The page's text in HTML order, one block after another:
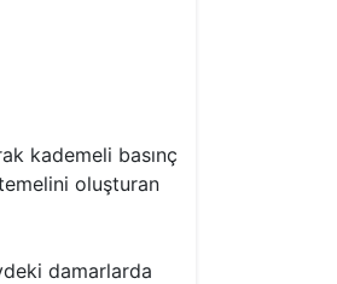
kademeli basınç
oluşturan
damarlarda